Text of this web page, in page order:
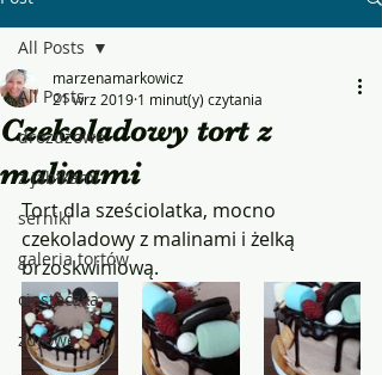
All Posts
drożdżowe
z jabłkami
serniki
galeria tortów
ciasteczka
zdrowe
All Posts
Czekoladowy tort z
malinami
marzenamarkowicz
21 wrz 2019 1 minut(y) czytania
Tort dla sześciolatka, mocno
czekoladowy z malinami i żelką
brzoskwiniową.